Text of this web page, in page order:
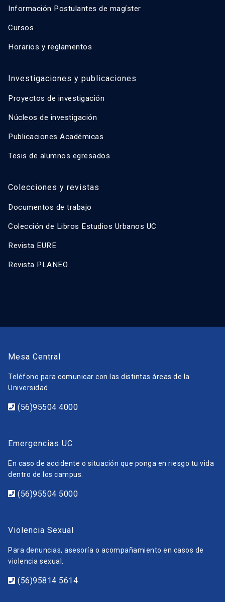
Información Postulantes de magíster
Cursos
Horarios y reglamentos
Investigaciones y publicaciones
Proyectos de investigación
Núcleos de investigación
Publicaciones Académicas
Tesis de alumnos egresados
Colecciones y revistas
Documentos de trabajo
Colección de Libros Estudios Urbanos UC
Revista EURE
Revista PLANEO
Mesa Central
Teléfono para comunicar con las distintas áreas de la
Universidad.
(56)95504 4000
Emergencias UC
En caso de accidente o situación que ponga en riesgo tu vida
dentro de los campus.
(56)95504 5000
Violencia Sexual
Para denuncias, asesoría o acompañamiento en casos de
violencia sexual.
(56)95814 5614